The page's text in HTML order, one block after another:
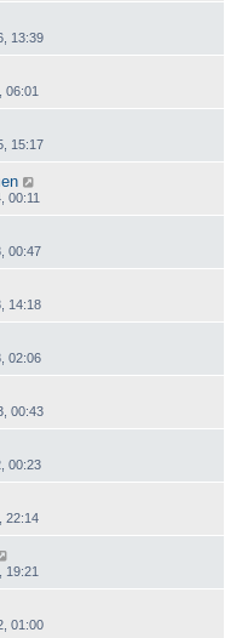
13:39
06:01
15:17
00:11
00:47
14:18
02:06
00:43
00:23
22:14
19:21
01:00